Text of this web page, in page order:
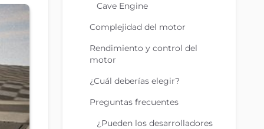
Cave Engine
Complejidad del motor
Rendimiento y control del
motor
¿Cuál deberías elegir?
Preguntas frecuentes
¿Pueden los desarrolladores